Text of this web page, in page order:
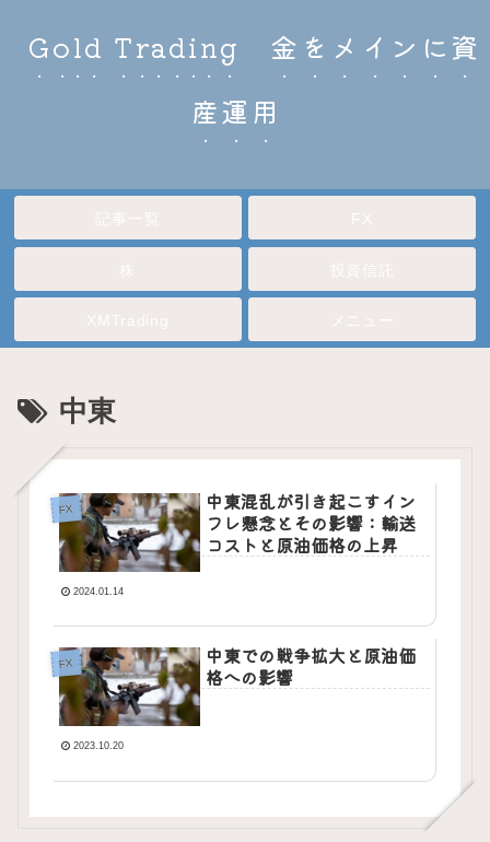
Gold Trading 金をメインに資
産運用
中東
FX
中東混乱が引き起こすイン
フレ懸念とその影響：輸送
コストと原油価格の上昇
2024.01.14
FX
中東での戦争拡大と原油価
格への影響
2023.10.20